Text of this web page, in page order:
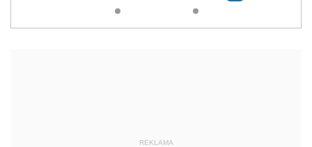
REKLAMA